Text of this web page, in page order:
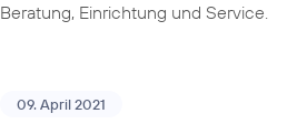
Beratung, Einrichtung und Service.
09. April 2021